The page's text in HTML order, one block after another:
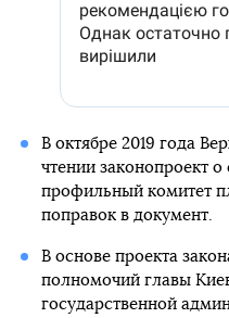
В октябре 2019 года
чтении законопроект
профильный комитет
поправок в документ.
В основе проекта
полномочий главы
государственной